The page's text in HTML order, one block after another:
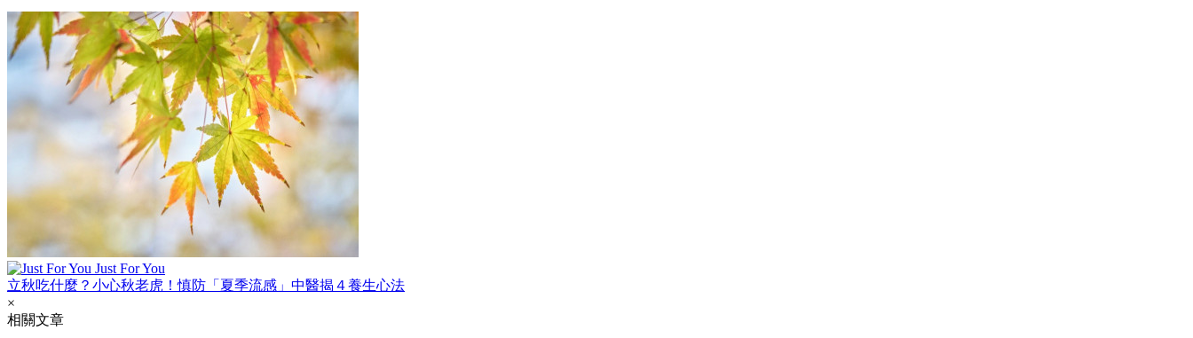
Just For You
立秋吃什麼？小心秋老虎！慎防「夏季流感」中醫揭４養生心法
×
相關文章